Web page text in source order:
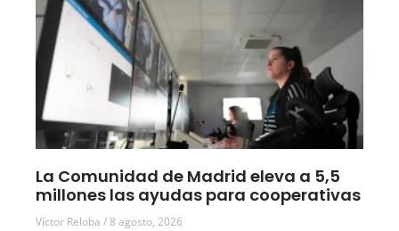
La Comunidad de Madrid eleva a 5,5
millones las ayudas para cooperativas
Víctor Reloba 8 agosto, 2026